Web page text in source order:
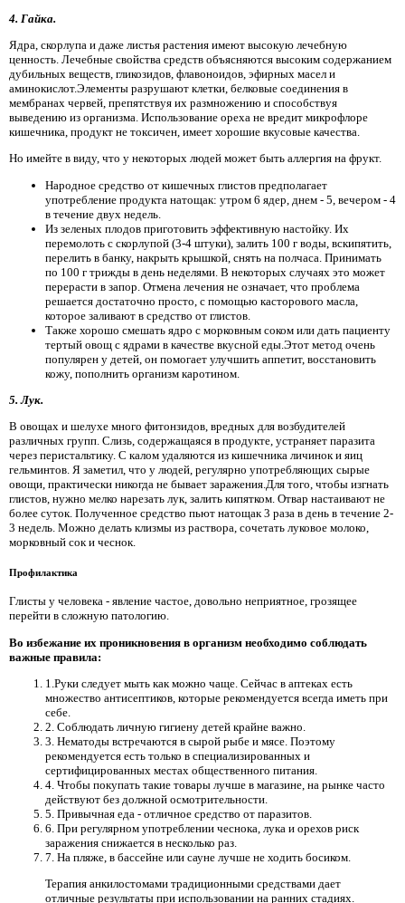
4. Гайка.
Ядра, скорлупа и даже листья растения имеют высокую лечебную
ценность. Лечебные свойства средств объясняются высоким содержанием
дубильных веществ, гликозидов, флавоноидов, эфирных масел и
аминокислот.Элементы разрушают клетки, белковые соединения в
мембранах червей, препятствуя их размножению и способствуя
выведению из организма. Использование ореха не вредит микрофлоре
кишечника, продукт не токсичен, имеет хорошие вкусовые качества.
Но имейте в виду, что у некоторых людей может быть аллергия на фрукт.
Народное средство от кишечных глистов предполагает
употребление продукта натощак: утром 6 ядер, днем ​​- 5, вечером - 4
в течение двух недель.
Из зеленых плодов приготовить эффективную настойку. Их
перемолоть с скорлупой (3-4 штуки), залить 100 г воды, вскипятить,
перелить в банку, накрыть крышкой, снять на полчаса. Принимать
по 100 г трижды в день неделями. В некоторых случаях это может
перерасти в запор. Отмена лечения не означает, что проблема
решается достаточно просто, с помощью касторового масла,
которое заливают в средство от глистов.
Также хорошо смешать ядро ​​с морковным соком или дать пациенту
тертый овощ с ядрами в качестве вкусной еды.Этот метод очень
популярен у детей, он помогает улучшить аппетит, восстановить
кожу, пополнить организм каротином.
5. Лук.
В овощах и шелухе много фитонзидов, вредных для возбудителей
различных групп. Слизь, содержащаяся в продукте, устраняет паразита
через перистальтику. С калом удаляются из кишечника личинок и яиц
гельминтов. Я заметил, что у людей, регулярно употребляющих сырые
овощи, практически никогда не бывает заражения.Для того, чтобы изгнать
глистов, нужно мелко нарезать лук, залить кипятком. Отвар настаивают не
более суток. Полученное средство пьют натощак 3 раза в день в течение 2-
3 недель. Можно делать клизмы из раствора, сочетать луковое молоко,
морковный сок и чеснок.
Профилактика
Глисты у человека - явление частое, довольно неприятное, грозящее
перейти в сложную патологию.
Во избежание их проникновения в организм необходимо соблюдать
важные правила:
1.Руки следует мыть как можно чаще. Сейчас в аптеках есть
множество антисептиков, которые рекомендуется всегда иметь при
себе.
2. Соблюдать личную гигиену детей крайне важно.
3. Нематоды встречаются в сырой рыбе и мясе. Поэтому
рекомендуется есть только в специализированных и
сертифицированных местах общественного питания.
4. Чтобы покупать такие товары лучше в магазине, на рынке часто
действуют без должной осмотрительности.
5. Привычная еда - отличное средство от паразитов.
6. При регулярном употреблении чеснока, лука и орехов риск
заражения снижается в несколько раз.
7. На пляже, в бассейне или сауне лучше не ходить босиком.
Терапия анкилостомами традиционными средствами дает
отличные результаты при использовании на ранних стадиях.